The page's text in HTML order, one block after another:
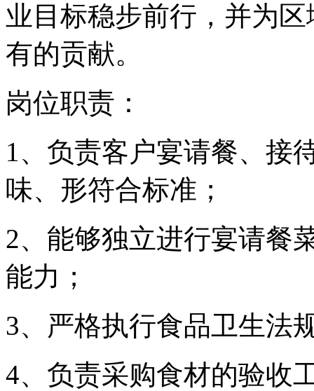
业目标稳步前行，并为
有的贡献。
岗位职责：
1、负责客户宴请餐、接
味、形符合标准；
2、能够独立进行宴请餐
能力；
3、严格执行食品卫生法
4、负责采购食材的验收